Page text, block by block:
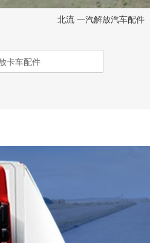
北流 一汽解放汽车配件
卡车配件